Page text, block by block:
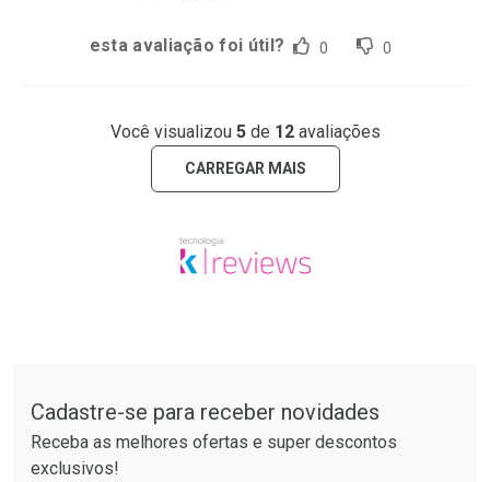
esta avaliação foi útil? 0 0
Você visualizou 5de 12avaliações
CARREGAR MAIS
Cadastre-se para receber novidades
Receba as melhores ofertas e super descontos
exclusivos!